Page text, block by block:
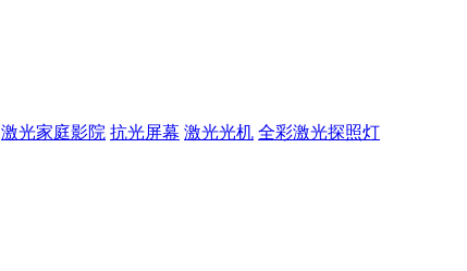
激光家庭影院 抗光屏幕 激光光机 全彩激光探照灯